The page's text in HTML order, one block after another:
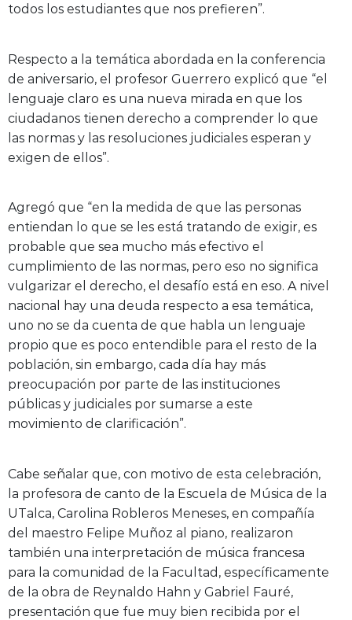
todos los estudiantes que nos prefieren”.
Respecto a la temática abordada en la conferencia
de aniversario, el profesor Guerrero explicó que “el
lenguaje claro es una nueva mirada en que los
ciudadanos tienen derecho a comprender lo que
las normas y las resoluciones judiciales esperan y
exigen de ellos”.
Agregó que “en la medida de que las personas
entiendan lo que se les está tratando de exigir, es
probable que sea mucho más efectivo el
cumplimiento de las normas, pero eso no significa
vulgarizar el derecho, el desafío está en eso. A nivel
nacional hay una deuda respecto a esa temática,
uno no se da cuenta de que habla un lenguaje
propio que es poco entendible para el resto de la
población, sin embargo, cada día hay más
preocupación por parte de las instituciones
públicas y judiciales por sumarse a este
movimiento de clarificación”.
Cabe señalar que, con motivo de esta celebración,
la profesora de canto de la Escuela de Música de la
UTalca, Carolina Robleros Meneses, en compañía
del maestro Felipe Muñoz al piano, realizaron
también una interpretación de música francesa
para la comunidad de la Facultad, específicamente
de la obra de Reynaldo Hahn y Gabriel Fauré,
presentación que fue muy bien recibida por el